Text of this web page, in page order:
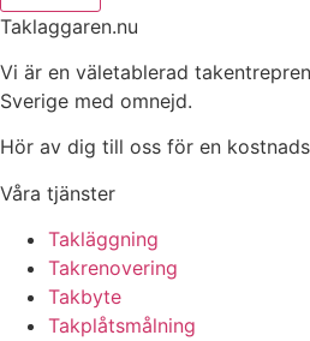
Taklaggaren.nu
Vi är en väletablerad
Sverige med omnejd.
Hör av dig till oss för en
Våra tjänster
Takläggning
Takrenovering
Takbyte
Takplåtsmålning